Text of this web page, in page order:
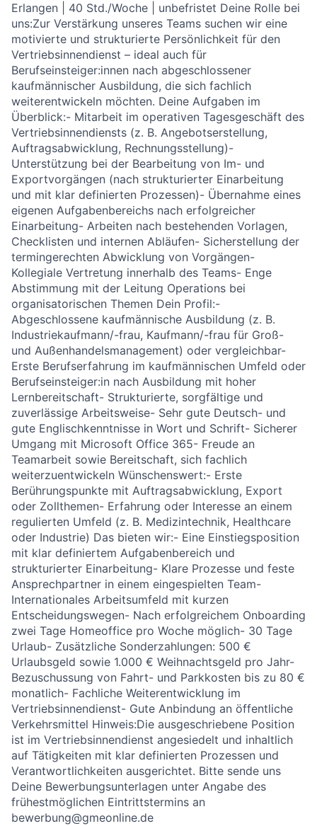
Erlangen | 40 Std./Woche | unbefristet Deine Rolle bei
uns:Zur Verstärkung unseres Teams suchen wir eine
motivierte und strukturierte Persönlichkeit für den
Vertriebsinnendienst – ideal auch für
Berufseinsteiger:innen nach abgeschlossener
kaufmännischer Ausbildung, die sich fachlich
weiterentwickeln möchten. Deine Aufgaben im
Überblick:- Mitarbeit im operativen Tagesgeschäft des
Vertriebsinnendiensts (z. B. Angebotserstellung,
Auftragsabwicklung, Rechnungsstellung)-
Unterstützung bei der Bearbeitung von Im- und
Exportvorgängen (nach strukturierter Einarbeitung
und mit klar definierten Prozessen)- Übernahme eines
eigenen Aufgabenbereichs nach erfolgreicher
Einarbeitung- Arbeiten nach bestehenden Vorlagen,
Checklisten und internen Abläufen- Sicherstellung der
termingerechten Abwicklung von Vorgängen-
Kollegiale Vertretung innerhalb des Teams- Enge
Abstimmung mit der Leitung Operations bei
organisatorischen Themen Dein Profil:-
Abgeschlossene kaufmännische Ausbildung (z. B.
Industriekaufmann/-frau, Kaufmann/-frau für Groß-
und Außenhandelsmanagement) oder vergleichbar-
Erste Berufserfahrung im kaufmännischen Umfeld oder
Berufseinsteiger:in nach Ausbildung mit hoher
Lernbereitschaft- Strukturierte, sorgfältige und
zuverlässige Arbeitsweise- Sehr gute Deutsch- und
gute Englischkenntnisse in Wort und Schrift- Sicherer
Umgang mit Microsoft Office 365- Freude an
Teamarbeit sowie Bereitschaft, sich fachlich
weiterzuentwickeln Wünschenswert:- Erste
Berührungspunkte mit Auftragsabwicklung, Export
oder Zollthemen- Erfahrung oder Interesse an einem
regulierten Umfeld (z. B. Medizintechnik, Healthcare
oder Industrie) Das bieten wir:- Eine Einstiegsposition
mit klar definiertem Aufgabenbereich und
strukturierter Einarbeitung- Klare Prozesse und feste
Ansprechpartner in einem eingespielten Team-
Internationales Arbeitsumfeld mit kurzen
Entscheidungswegen- Nach erfolgreichem Onboarding
zwei Tage Homeoffice pro Woche möglich- 30 Tage
Urlaub- Zusätzliche Sonderzahlungen: 500 €
Urlaubsgeld sowie 1.000 € Weihnachtsgeld pro Jahr-
Bezuschussung von Fahrt- und Parkkosten bis zu 80 €
monatlich- Fachliche Weiterentwicklung im
Vertriebsinnendienst- Gute Anbindung an öffentliche
Verkehrsmittel Hinweis:Die ausgeschriebene Position
ist im Vertriebsinnendienst angesiedelt und inhaltlich
auf Tätigkeiten mit klar definierten Prozessen und
Verantwortlichkeiten ausgerichtet. Bitte sende uns
Deine Bewerbungsunterlagen unter Angabe des
frühestmöglichen Eintrittstermins an
bewerbung@gmeonline.de